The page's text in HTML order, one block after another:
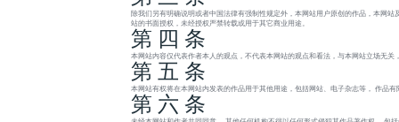
除我们另有明确说明或者中国法律有强制性规定外，本网站用户原创的作品，本网
站的书面授权，未经授权严禁转载或用于其它商业用途。
第 四 条
本网站内容仅代表作者本人的观点，不代表本网站的观点和看法，与本网站立场无关
第 五 条
本网站有权将在本网站内发表的作品用于其他用途，包括网站、电子杂志等， 作品
第 六 条